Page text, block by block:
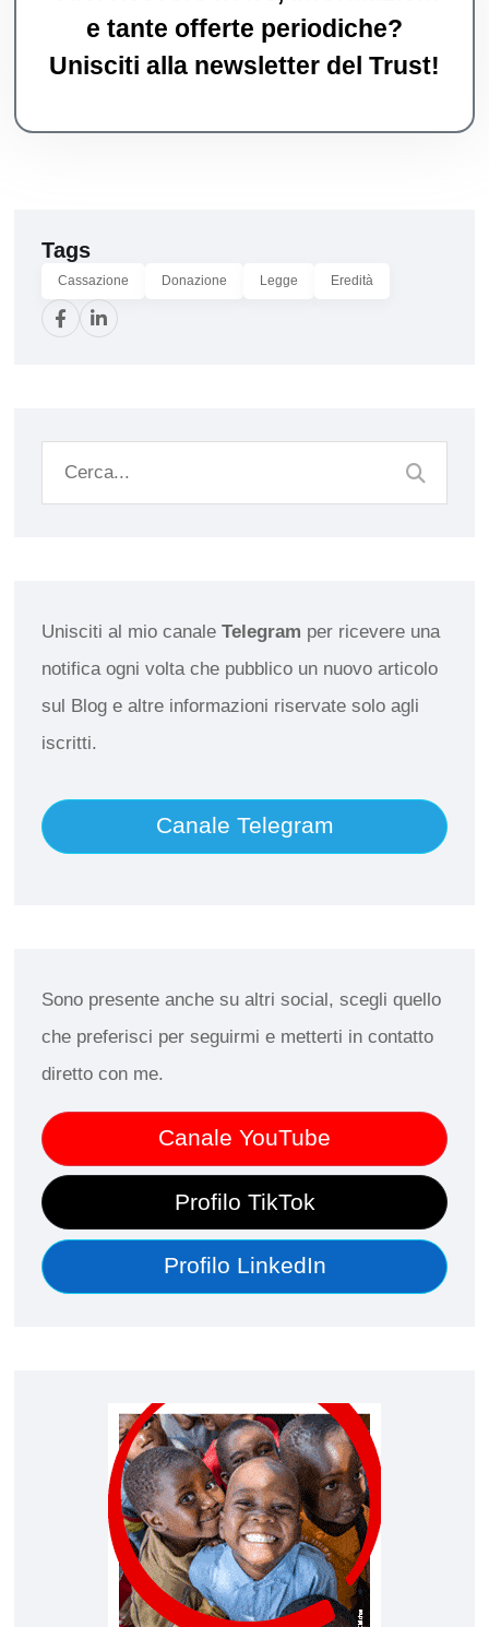
e tante offerte periodiche?
Unisciti alla newsletter del Trust!
Tags
Cassazione Donazione Legge Eredità
Unisciti al mio canale Telegram per ricevere una
notifica ogni volta che pubblico un nuovo articolo
sul Blog e altre informazioni riservate solo agli
iscritti.
Canale Telegram
Sono presente anche su altri social, scegli quello
che preferisci per seguirmi e metterti in contatto
diretto con me.
Canale YouTube
Profilo TikTok
Profilo LinkedIn